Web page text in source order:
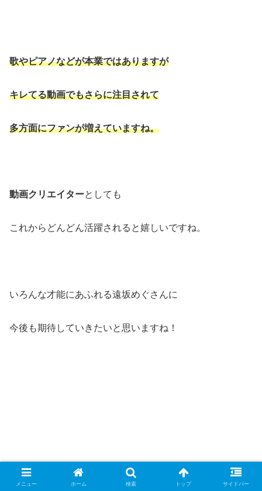
歌やピアノなどが本業ではありますが
キレてる動画でもさらに注目されて
多方面にファンが増えていますね。
動画クリエイターとしても
これからどんどん活躍されると嬉しいですね。
いろんな才能にあふれる遠坂めぐさんに
今後も期待していきたいと思いますね！
メニュー ホーム 検索 トップ サイドバー